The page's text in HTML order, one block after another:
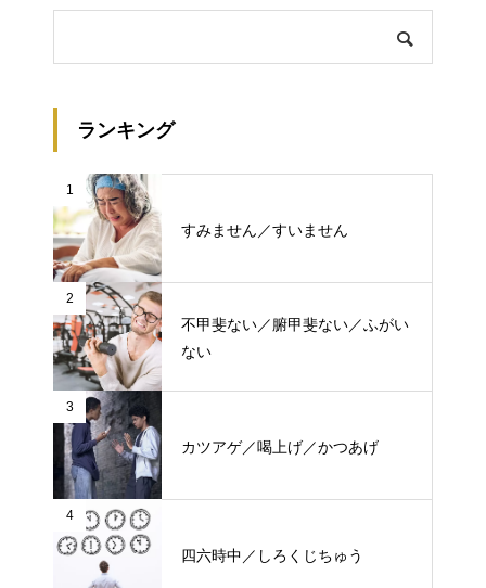
ランキング
1
すみません／すいません
2
不甲斐ない／腑甲斐ない／ふがい
ない
3
カツアゲ／喝上げ／かつあげ
4
四六時中／しろくじちゅう